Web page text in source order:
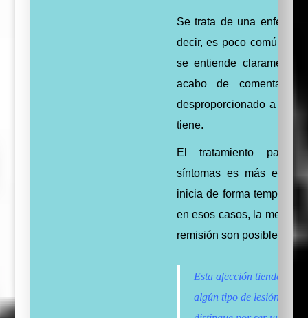
Se trata de una
decir, es poco común, y
se entiende claramente,
acabo de comentar,
desproporcionado a la
tiene.
El tratamiento para
síntomas es más eficaz
inicia de forma temprana,
en esos casos, la mejoría
remisión son posibles.
Esta afección tiende a
algún tipo de lesión u